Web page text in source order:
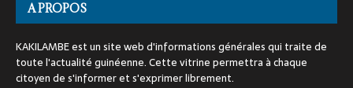
A PROPOS
KAKILAMBE est un site web d'informations générales qui traite de
toute l'actualité guinéenne. Cette vitrine permettra à chaque
citoyen de s'informer et s'exprimer librement.